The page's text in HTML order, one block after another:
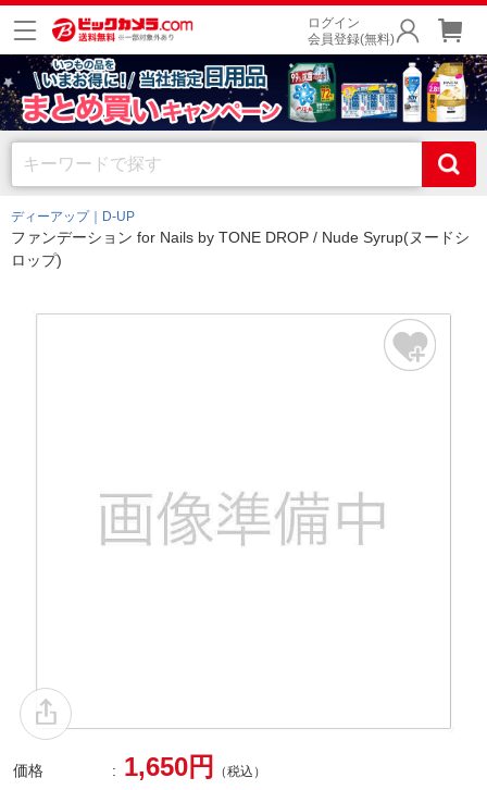
ログイン
会員登録(無料)
ディーアップ｜D-UP
ファンデーション for Nails by TONE DROP / Nude Syrup(ヌードシ
ロップ)
価格 1,650円 （税込）